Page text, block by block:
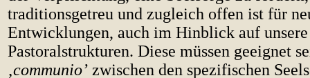
traditionsgetreu und zugleich offen ist für
Entwicklungen, auch im Hinblick auf unsere
Pastoralstrukturen. Diese müssen geeignet
‚communio’ zwischen den spezifischen